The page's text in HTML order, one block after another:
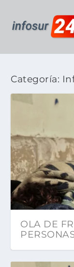
Categoría:
OLA DE